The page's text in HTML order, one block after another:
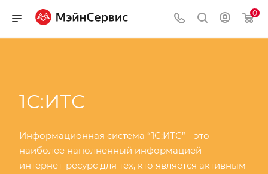
0
1С:ИТС
Информационная система “1С:ИТС” - это
наиболее наполненный информацией
интернет-ресурс для тех, кто является активным